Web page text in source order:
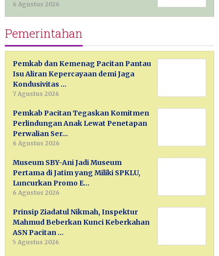
6 Agustus 2026
Pemerintahan
Pemkab dan Kemenag Pacitan Pantau
Isu Aliran Kepercayaan demi Jaga
Kondusivitas …
7 Agustus 2026
Pemkab Pacitan Tegaskan Komitmen
Perlindungan Anak Lewat Penetapan
Perwalian Ser…
6 Agustus 2026
Museum SBY-Ani Jadi Museum
Pertama di Jatim yang Miliki SPKLU,
Luncurkan Promo E…
6 Agustus 2026
Prinsip Ziadatul Nikmah, Inspektur
Mahmud Beberkan Kunci Keberkahan
ASN Pacitan …
5 Agustus 2026